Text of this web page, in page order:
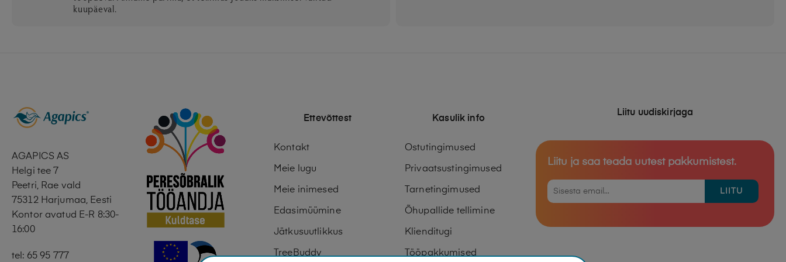
kuupäeval.
AGAPICS AS
Helgi tee 7
Peetri, Rae vald
75312 Harjumaa, Eesti
Kontor avatud E-R 8:30-
16:00
tel: 65 95 777
Ettevõttest
Kontakt
Meie lugu
Meie inimesed
Edasimüümine
Jätkusuutlikkus
TreeBuddy
Kasulik info
Ostutingimused
Privaatsustingimused
Tarnetingimused
Õhupallide tellimine
Klienditugi
Tööpakkumised
Liitu uudiskirjaga
Liitu ja saa teada uutest pakkumistest.
LIITU